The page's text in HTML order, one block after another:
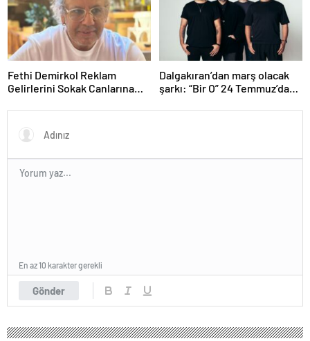
Fethi Demirkol Reklam
Gelirlerini Sokak Canlarına
Dalgakıran’dan marş olacak
şarkı: “Bir O” 24 Temmuz’da
Gönder
En az 10 karakter gerekli